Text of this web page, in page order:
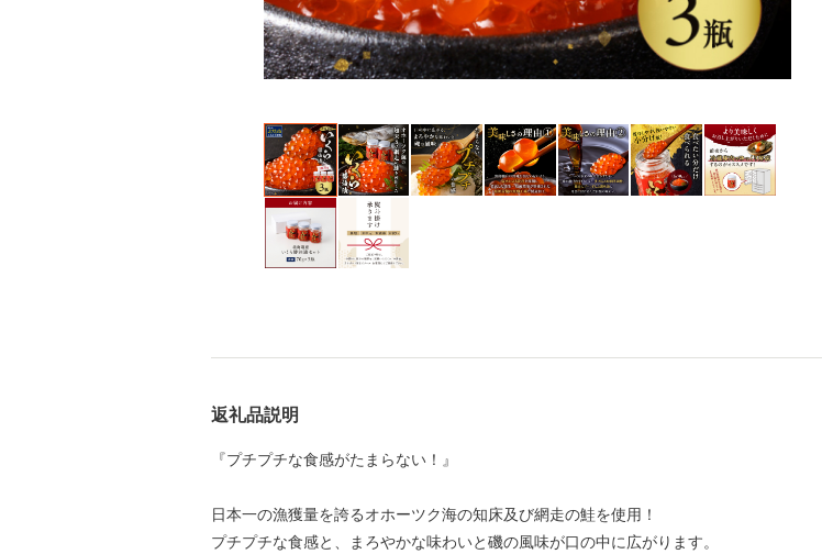
返礼品説明
『プチプチな食感がたまらない！』
日本一の漁獲量を誇るオホーツク海の知床及び網走の鮭を使用！
プチプチな食感と、まろやかな味わいと磯の風味が口の中に広がります。